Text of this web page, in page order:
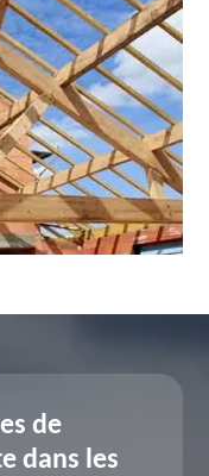
de
dans les